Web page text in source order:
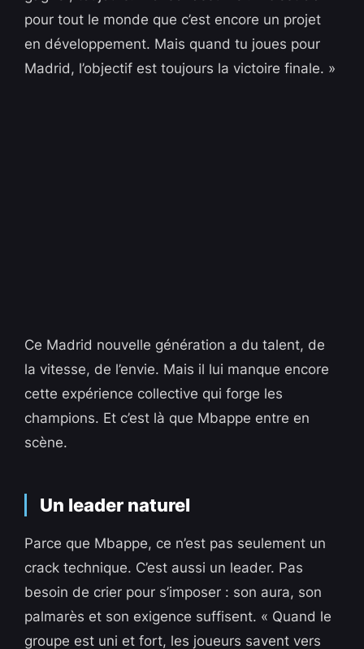
pour tout le monde que c’est encore un projet
en développement. Mais quand tu joues pour
Madrid, l’objectif est toujours la victoire finale. »
Ce Madrid nouvelle génération a du talent, de
la vitesse, de l’envie. Mais il lui manque encore
cette expérience collective qui forge les
champions. Et c’est là que Mbappe entre en
scène.
Un leader naturel
Parce que Mbappe, ce n’est pas seulement un
crack technique. C’est aussi un leader. Pas
besoin de crier pour s’imposer : son aura, son
palmarès et son exigence suffisent. « Quand le
groupe est uni et fort, les joueurs savent vers